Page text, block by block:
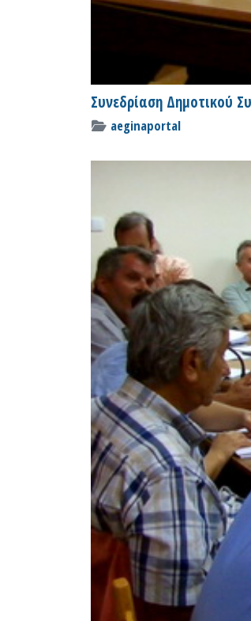
Συνεδρίαση Δημοτικού
aeginaportal